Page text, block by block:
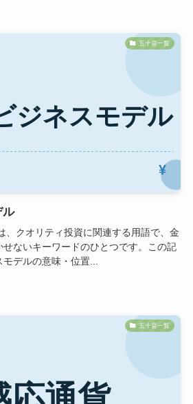
五十音一覧
ル
、クオリティ投資に関連する用語で、金
ないキーワードのひとつです。この記
デルの意味・位置...
五十音一覧